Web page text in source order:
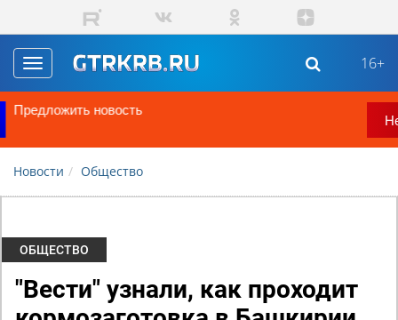
Перейти к основному содержанию
Toggle
navigation
16+
Не пропустите
ГТРК "Башкортостан" теперь в MAX!
Новости Общество
ОБЩЕСТВО
"Вести" узнали, как проходит